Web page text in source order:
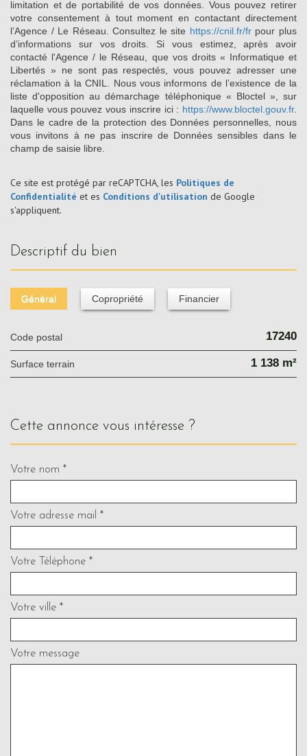
limitation et de portabilité de vos données. Vous pouvez retirer
votre consentement à tout moment en contactant directement
l’Agence / Le Réseau. Consultez le site https://cnil.fr/frpour plus
d’informations sur vos droits. Si vous estimez, après avoir
contacté l'Agence / le Réseau, que vos droits « Informatique et
Libertés » ne sont pas respectés, vous pouvez adresser une
réclamation à la CNIL. Nous vous informons de l’existence de la
liste d'opposition au démarchage téléphonique « Bloctel », sur
laquelle vous pouvez vous inscrire ici : https://www.bloctel.gouv.fr.
Dans le cadre de la protection des Données personnelles, nous
vous invitons à ne pas inscrire de Données sensibles dans le
champ de saisie libre.
Ce site est protégé par reCAPTCHA, les Politiques de
Confidentialité et es Conditions d'utilisation de Google
s'appliquent.
descriptif du bien
Général Copropriété Financier
Code postal 17240
surface terrain 1 138 m²
cette annonce vous intéresse ?
Votre nom *
Votre adresse mail *
Votre Téléphone *
Votre ville *
Votre message